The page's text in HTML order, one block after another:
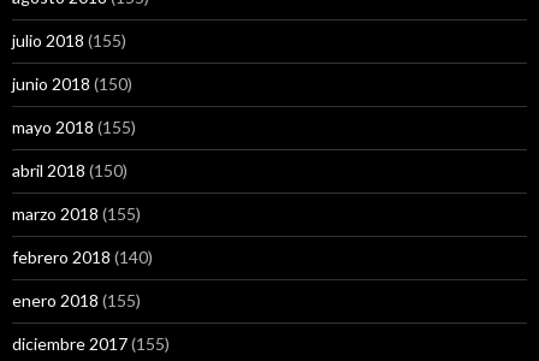
julio 2018 (155)
junio 2018 (150)
mayo 2018 (155)
abril 2018 (150)
marzo 2018 (155)
febrero 2018 (140)
enero 2018 (155)
diciembre 2017(155)